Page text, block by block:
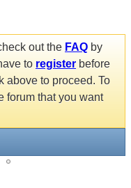
out the FAQ by
to register before
above to proceed. To
forum that you want